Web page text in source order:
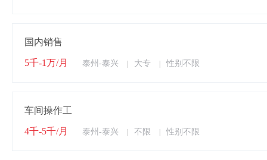
国内销售
5千-1万/月 泰州-泰兴 大专 性别不限
车间操作工
4千-5千/月 泰州-泰兴 不限 性别不限